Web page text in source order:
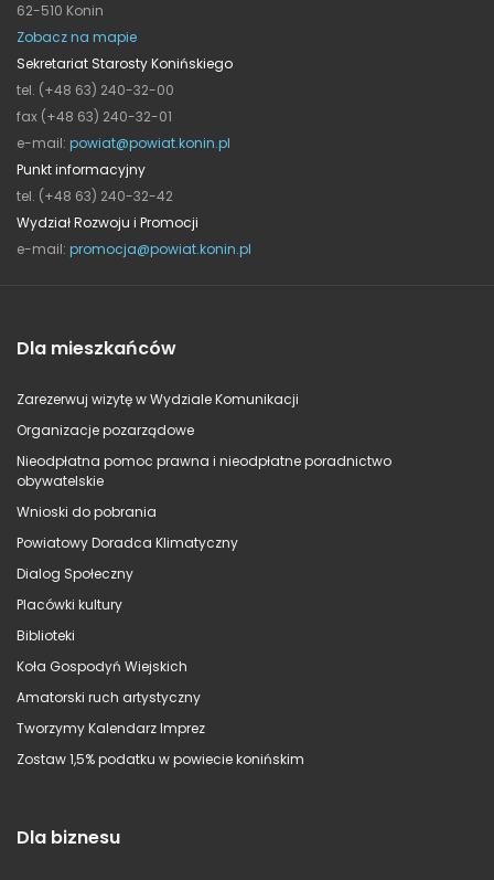
62-510 Konin
Zobacz na mapie
Sekretariat Starosty Konińskiego
tel. (+48 63) 240-32-00
fax (+48 63) 240-32-01
e-mail: powiat@powiat.konin.pl
Punkt informacyjny
tel. (+48 63) 240-32-42
Wydział Rozwoju i Promocji
e-mail: promocja@powiat.konin.pl
Dla mieszkańców
Zarezerwuj wizytę w Wydziale Komunikacji
Organizacje pozarządowe
Nieodpłatna pomoc prawna i nieodpłatne poradnictwo
obywatelskie
Wnioski do pobrania
Powiatowy Doradca Klimatyczny
Dialog Społeczny
Placówki kultury
Biblioteki
Koła Gospodyń Wiejskich
Amatorski ruch artystyczny
Tworzymy Kalendarz Imprez
Zostaw 1,5% podatku w powiecie konińskim
Dla biznesu